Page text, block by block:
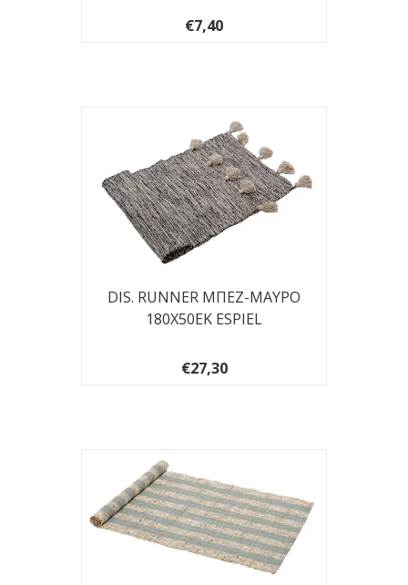
€7,40
DIS. RUNNER ΜΠΕΖ-ΜΑΥΡΟ
180X50EK ESPIEL
€27,30